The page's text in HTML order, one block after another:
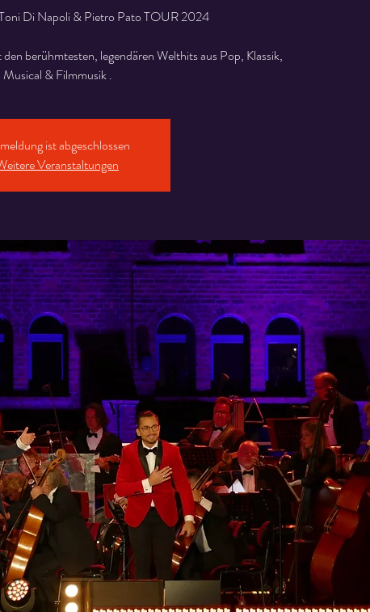
Di Napoli & Pietro Pato TOUR 2024
berühmtesten, legendären Welthits aus Pop, Klassik,
Musical & Filmmusik .
ist abgeschlossen
Veranstaltungen